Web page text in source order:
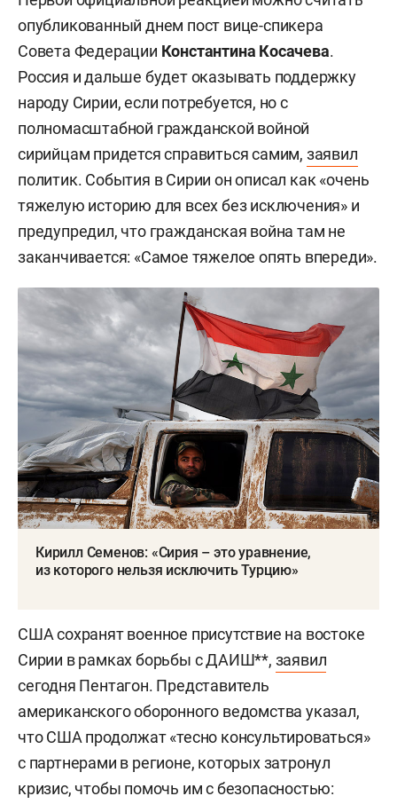
опубликованный днем пост вице-спикера
Совета Федерации Константина Косачева.
Россия и дальше будет оказывать поддержку
народу Сирии, если потребуется, но с
полномасштабной гражданской войной
сирийцам придется справиться самим, заявил
политик. События в Сирии он описал как «очень
тяжелую историю для всех без исключения» и
предупредил, что гражданская война там не
заканчивается: «Самое тяжелое опять впереди».
Кирилл Семенов: «Сирия – это уравнение,
из которого нельзя исключить Турцию»
США сохранят военное присутствие на востоке
Сирии в рамках борьбы с ДАИШ**, заявил
сегодня Пентагон. Представитель
американского оборонного ведомства указал,
что США продолжат «тесно консультироваться»
с партнерами в регионе, которых затронул
кризис, чтобы помочь им с безопасностью: